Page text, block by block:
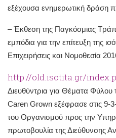
εξέχουσα ενημερωτική δράση
– Έκθεση της Παγκόσμιας
εμπόδια για την επίτευξη της
Επιχειρήσεις και Νομοθεσία
http://old.isotita.gr/
Διευθύντρια για Θέματα
Caren Grown εξέφρασε στις 9-3-
του Οργανισμού προς την
πρωτοβουλία της Διεύθυνσης